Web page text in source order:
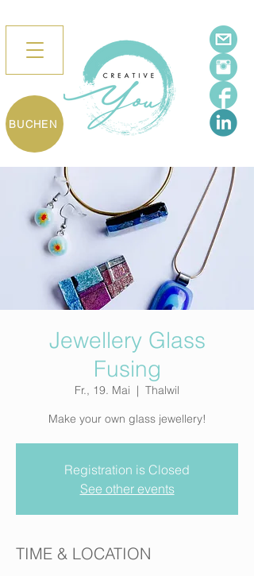
BUCHEN
Jewellery Glass
Fusing
Fr., 19. Mai
  |
Thalwil
Make your own glass jewellery!
Registration is Closed
See other events
TIME & LOCATION